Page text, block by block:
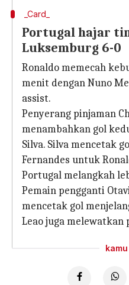
_Card_
Portugal hajar
Luksemburg 6-0
Ronaldo memecah
menit dengan Nuno
assist.
Penyerang pinjaman
menambahkan gol
Silva. Silva mencetak
Fernandes untuk
Portugal melangkah
Pemain pengganti
mencetak gol
Leao juga melewatkan